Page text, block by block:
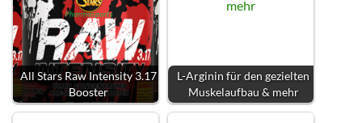
All Stars Raw Intensity 3.17
Booster
L-Arginin für den gezielten
Muskelaufbau & mehr